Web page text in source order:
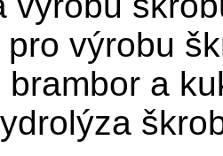
výrobu
brambor a